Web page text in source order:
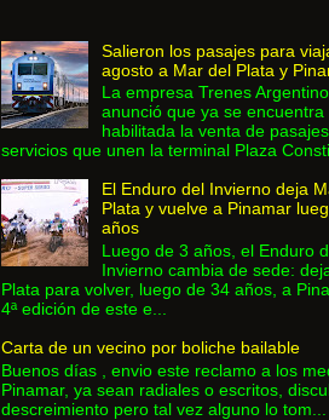
Salieron los pasajes para
agosto a Mar del Plata y
La empresa Trenes
anunció que ya se encuentra
habilitada la venta de
servicios que unen la terminal Plaza
El Enduro del Invierno deja
Plata y vuelve a Pinamar
años
Luego de 3 años, el Enduro
Invierno cambia de sede:
Plata para volver, luego de 34 años, a
4ª edición de este e...
Carta de un vecino por boliche bailable
Buenos días , envio este reclamo a los
Pinamar, ya sean radiales o escritos,
descreimiento pero tal vez alguno lo tom...